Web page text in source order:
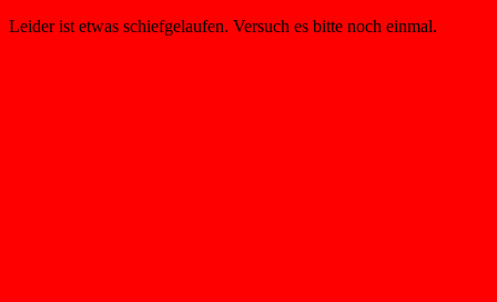
Leider ist etwas schiefgelaufen. Versuch es bitte noch einmal.